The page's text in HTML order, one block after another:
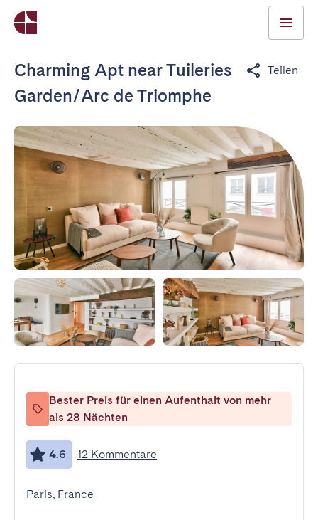
Charming Apt near Tuileries
Garden/Arc de Triomphe
Teilen
Bester Preis für einen Aufenthalt von mehr
als 28 Nächten
4.6 12 Kommentare
Paris, France